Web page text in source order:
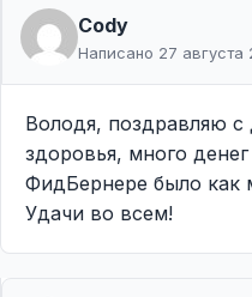
Cody
Написано 27 августа
Володя, поздравляю
здоровья, много
ФидБернере было как
Удачи во всем!